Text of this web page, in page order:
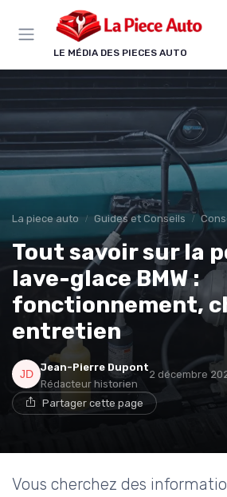
LE MÉDIA DES PIECES AUTO
La piece auto Guides et Conseils
Tout savoir sur la
lave-glace BMW :
fonctionnement,
entretien
Jean-Pierre Dupont
Rédacteur historien
2 décembre
Partager cette page
Vous cherchez des
Panneau de gestion des cookies